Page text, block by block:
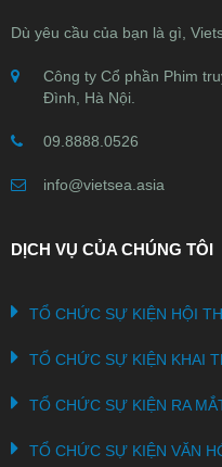
Dù yêu cầu của bạn là gì,
Công ty Cổ phần Phim
Đình, Hà Nội.
09.8888.0526
info@vietsea.asia
DỊCH VỤ CỦA CHÚNG TÔI
TỔ CHỨC SỰ KIỆN HỘI
TỔ CHỨC SỰ KIỆN KHAI
TỔ CHỨC SỰ KIỆN RA
TỔ CHỨC SỰ KIỆN VĂN